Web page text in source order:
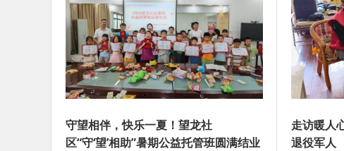
守望相伴，快乐一夏！望龙社
区“守‘望’相助”暑期公益托管班圆满结业
走访暖人
退役军人